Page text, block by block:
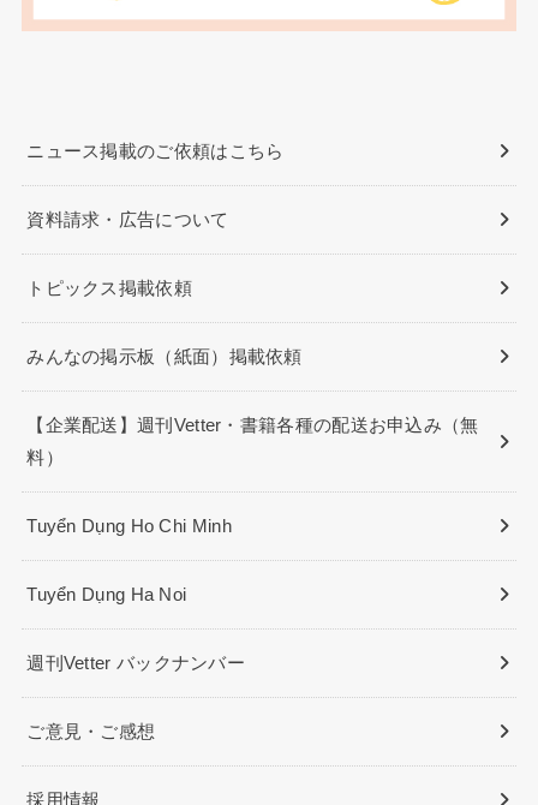
ニュース掲載のご依頼はこちら
資料請求・広告について
トピックス掲載依頼
みんなの掲示板（紙面）掲載依頼
【企業配送】週刊Vetter・書籍各種の配送お申込み（無
料）
Tuyển Dụng Ho Chi Minh
Tuyển Dụng Ha Noi
週刊Vetter バックナンバー
ご意見・ご感想
採用情報